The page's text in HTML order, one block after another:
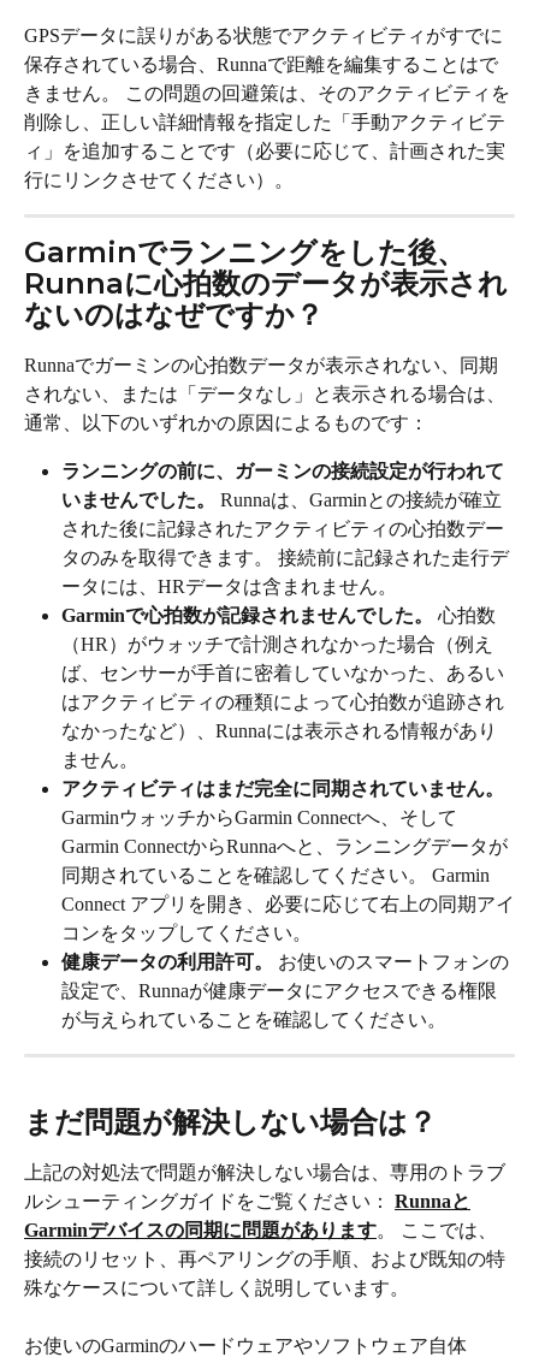
GPSデータに誤りがある状態でアクティビティがすでに
保存されている場合、Runnaで距離を編集することはで
きません。 この問題の回避策は、そのアクティビティを
削除し、正しい詳細情報を指定した「手動アクティビテ
ィ」を追加することです（必要に応じて、計画された実
行にリンクさせてください）。
Garminでランニングをした後、
Runnaに心拍数のデータが表示され
ないのはなぜですか？
Runnaでガーミンの心拍数データが表示されない、同期
されない、または「データなし」と表示される場合は、
通常、以下のいずれかの原因によるものです：
ランニングの前に、ガーミンの接続設定が行われて
いませんでした。
Runnaは、Garminとの接続が確立
された後に記録されたアクティビティの心拍数デー
タのみを取得できます。 接続前に記録された走行デ
ータには、HRデータは含まれません。
Garminで心拍数が記録されませんでした。
心拍数
（HR）がウォッチで計測されなかった場合（例え
ば、センサーが手首に密着していなかった、あるい
はアクティビティの種類によって心拍数が追跡され
なかったなど）、Runnaには表示される情報があり
ません。
アクティビティはまだ完全に同期されていません。
GarminウォッチからGarmin Connectへ、そして
Garmin ConnectからRunnaへと、ランニングデータが
同期されていることを確認してください。 Garmin
Connect アプリを開き、必要に応じて右上の同期アイ
コンをタップしてください。
健康データの利用許可。
お使いのスマートフォンの
設定で、Runnaが健康データにアクセスできる権限
が与えられていることを確認してください。
まだ問題が解決しない場合は？
上記の対処法で問題が解決しない場合は、専用のトラブ
ルシューティングガイドをご覧ください： Runnaと
Garminデバイスの同期に問題があります。 ここでは、
接続のリセット、再ペアリングの手順、および既知の特
殊なケースについて詳しく説明しています。
お使いのGarminのハードウェアやソフトウェア自体